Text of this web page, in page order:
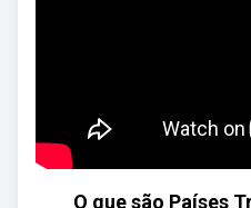
O que são Países